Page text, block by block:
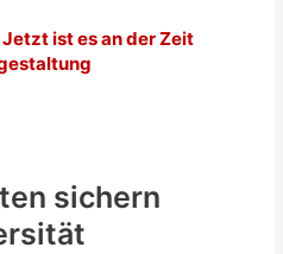
Jetzt ist es an der Zeit
sichern